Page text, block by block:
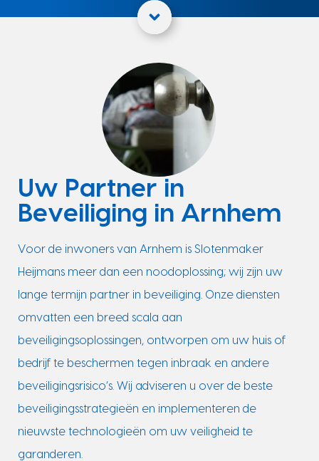
Uw Partner in
Beveiliging in Arnhem
Voor de inwoners van Arnhem is Slotenmaker
Heijmans meer dan een noodoplossing; wij zijn uw
lange termijn partner in beveiliging. Onze diensten
omvatten een breed scala aan
beveiligingsoplossingen, ontworpen om uw huis of
bedrijf te beschermen tegen inbraak en andere
beveiligingsrisico’s. Wij adviseren u over de beste
beveiligingsstrategieën en implementeren de
nieuwste technologieën om uw veiligheid te
garanderen.